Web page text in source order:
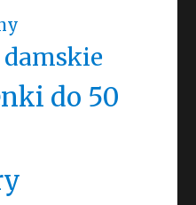
do 50